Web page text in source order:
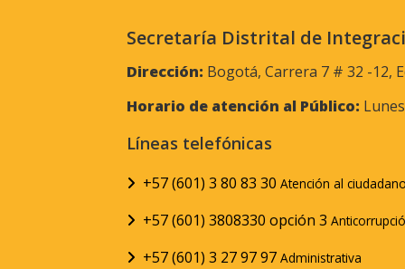
Secretaría Distrital de
Dirección: Bogotá, Carrera 7 # 32 -12,
Horario de atención al Público:
Líneas telefónicas
+57 (601) 3 80 83 30 Atención al
+57 (601) 3808330 opción 3
+57 (601) 3 27 97 97 Administrativa